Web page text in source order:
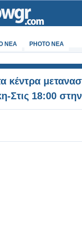
NEA PHOTO NEA
κέντρα
Στις 18:00